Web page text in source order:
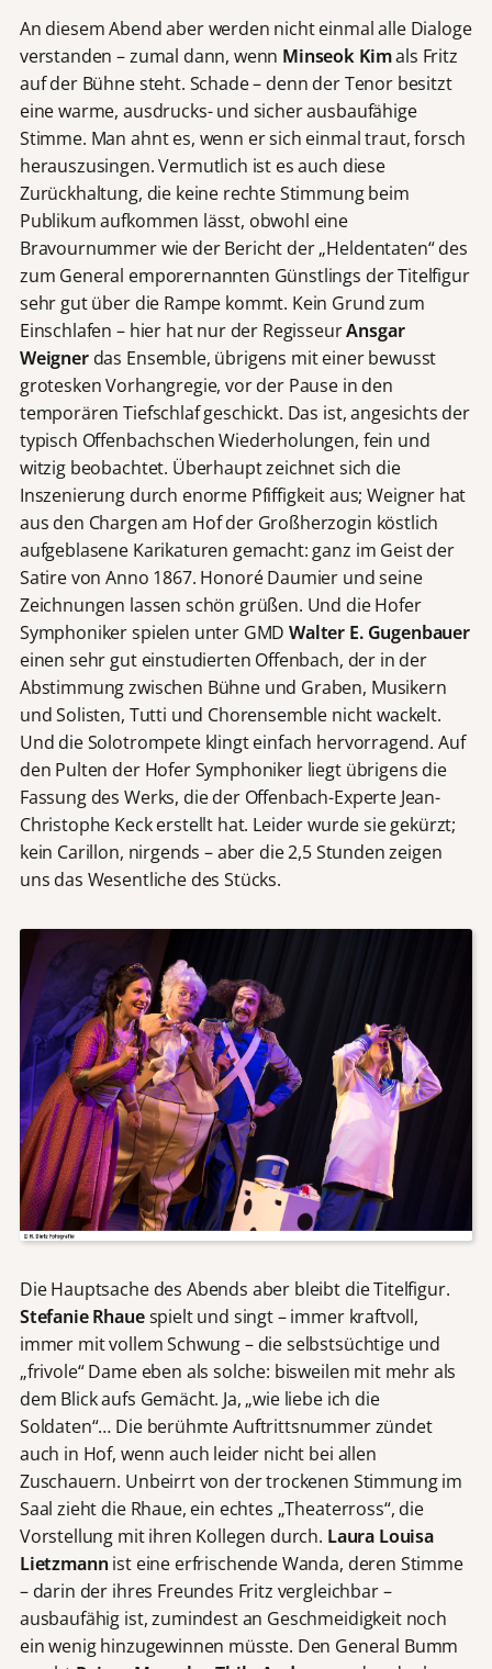
An diesem Abend aber werden nicht einmal alle Dialoge
verstanden – zumal dann, wenn Minseok Kimals Fritz
auf der Bühne steht. Schade – denn der Tenor besitzt
eine warme, ausdrucks- und sicher ausbaufähige
Stimme. Man ahnt es, wenn er sich einmal traut, forsch
herauszusingen. Vermutlich ist es auch diese
Zurückhaltung, die keine rechte Stimmung beim
Publikum aufkommen lässt, obwohl eine
Bravournummer wie der Bericht der „Heldentaten“ des
zum General emporernannten Günstlings der Titelfigur
sehr gut über die Rampe kommt. Kein Grund zum
Einschlafen – hier hat nur der RegisseurAnsgar
Weignerdas Ensemble, übrigens mit einer bewusst
grotesken Vorhangregie, vor der Pause in den
temporären Tiefschlaf geschickt. Das ist, angesichts der
typisch Offenbachschen Wiederholungen, fein und
witzig beobachtet. Überhaupt zeichnet sich die
Inszenierung durch enorme Pfiffigkeit aus; Weigner hat
aus den Chargen am Hof der Großherzogin köstlich
aufgeblasene Karikaturen gemacht: ganz im Geist der
Satire von Anno 1867. Honoré Daumier und seine
Zeichnungen lassen schön grüßen. Und die Hofer
Symphoniker spielen unter GMDWalter E. Gugenbauer
einen sehr gut einstudierten Offenbach, der in der
Abstimmung zwischen Bühne und Graben, Musikern
und Solisten, Tutti und Chorensemble nicht wackelt.
Und die Solotrompete klingt einfach hervorragend. Auf
den Pulten der Hofer Symphoniker liegt übrigens die
Fassung des Werks, die der Offenbach-Experte Jean-
Christophe Keck erstellt hat. Leider wurde sie gekürzt;
kein Carillon, nirgends – aber die 2,5 Stunden zeigen
uns das Wesentliche des Stücks.
Die Hauptsache des Abends aber bleibt die Titelfigur.
Stefanie Rhauespielt und singt – immer kraftvoll,
immer mit vollem Schwung – die selbstsüchtige und
„frivole“ Dame eben als solche: bisweilen mit mehr als
dem Blick aufs Gemächt. Ja, „wie liebe ich die
Soldaten“… Die berühmte Auftrittsnummer zündet
auch in Hof, wenn auch leider nicht bei allen
Zuschauern. Unbeirrt von der trockenen Stimmung im
Saal zieht die Rhaue, ein echtes „Theaterross“, die
Vorstellung mit ihren Kollegen durch. Laura Louisa
Lietzmannist eine erfrischende Wanda, deren Stimme
– darin der ihres Freundes Fritz vergleichbar –
ausbaufähig ist, zumindest an Geschmeidigkeit noch
ein wenig hinzugewinnen müsste. Den General Bumm